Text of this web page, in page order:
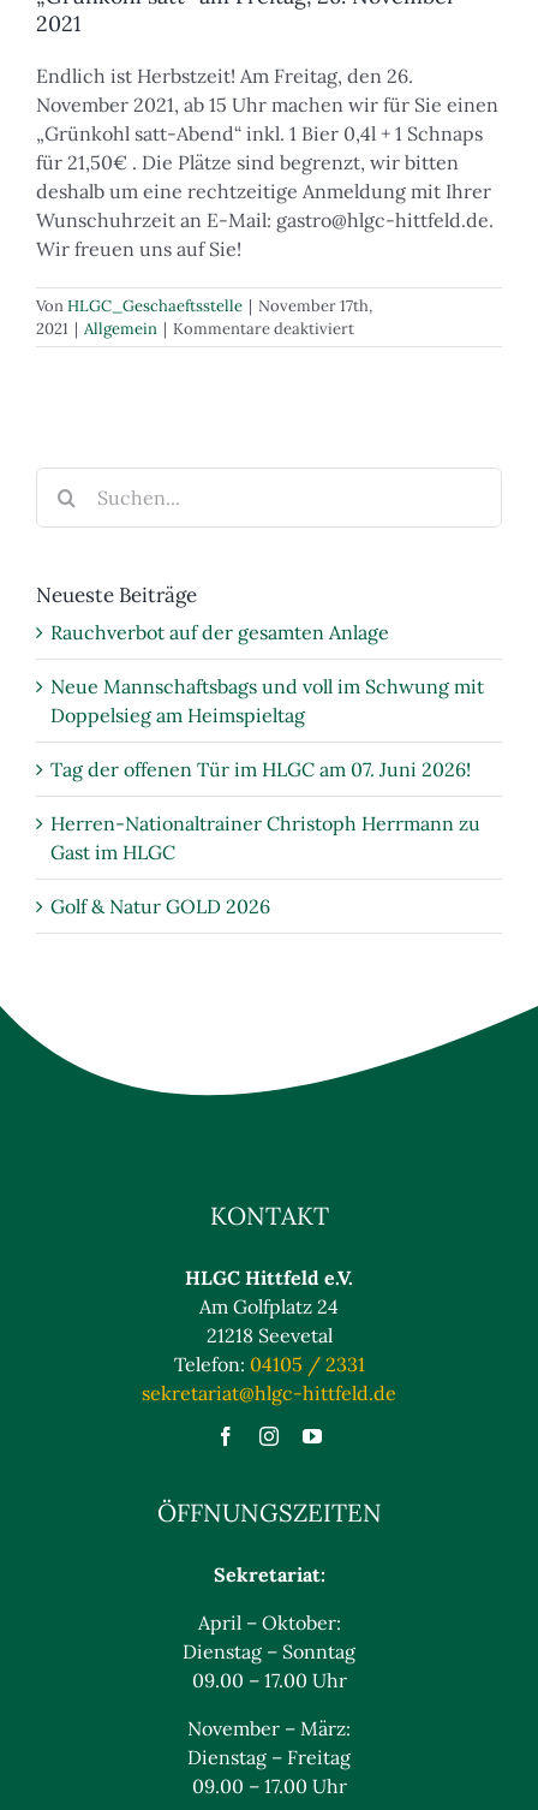
2021
Endlich ist Herbstzeit! Am Freitag, den 26.
November 2021, ab 15 Uhr machen wir für Sie einen
„Grünkohl satt-Abend“ inkl. 1 Bier 0,4l + 1 Schnaps
für 21,50€ . Die Plätze sind begrenzt, wir bitten
deshalb um eine rechtzeitige Anmeldung mit Ihrer
Wunschuhrzeit an E-Mail: gastro@hlgc-hittfeld.de.
Wir freuen uns auf Sie!
VonHLGC_Geschaeftsstelle | November 17th,
2021 | Allgemein | Kommentare deaktiviertfür
„Grünkohl
November
nach:
Neueste Beiträge
Rauchverbot auf der gesamten Anlage
Neue Mannschaftsbags und voll im Schwung mit
Doppelsieg am Heimspieltag
Tag der offenen Tür im HLGC am 07. Juni 2026!
Herren-Nationaltrainer Christoph Herrmann zu
Gast im HLGC
Golf & Natur GOLD 2026
KONTAKT
HLGC Hittfeld e.V.
Am Golfplatz 24
21218 Seevetal
Telefon: 04105 / 2331
sekretariat@hlgc-hittfeld.de
ÖFFNUNGSZEITEN
Sekretariat:
April – Oktober:
Dienstag – Sonntag
09.00 – 17.00 Uhr
November – März:
Dienstag – Freitag
09.00 – 17.00 Uhr